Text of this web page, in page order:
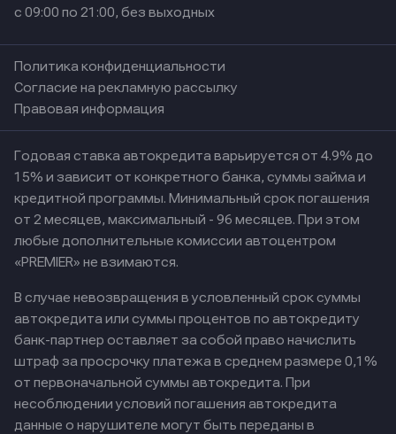
с 09:00 по 21:00, без выходных
Политика конфиденциальности
Согласие на рекламную рассылку
Правовая информация
Годовая ставка автокредита варьируется от 4.9% до
15% и зависит от конкретного банка, суммы займа и
кредитной программы. Минимальный срок погашения
от 2 месяцев, максимальный - 96 месяцев. При этом
любые дополнительные комиссии автоцентром
«PREMIER» не взимаются.
В случае невозвращения в условленный срок суммы
автокредита или суммы процентов по автокредиту
банк-партнер оставляет за собой право начислить
штраф за просрочку платежа в среднем размере 0,1%
от первоначальной суммы автокредита. При
несоблюдении условий погашения автокредита
данные о нарушителе могут быть переданы в